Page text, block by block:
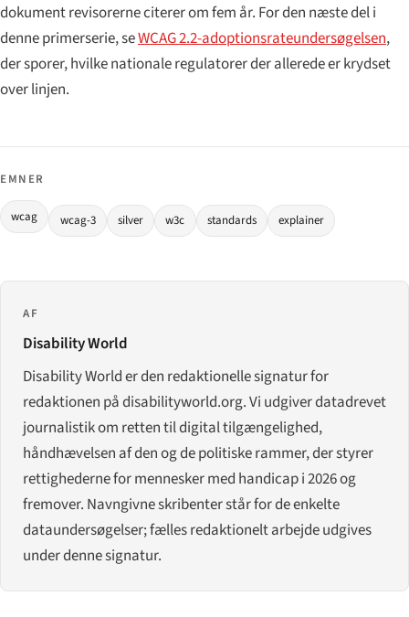
dokument revisorerne citerer om fem år. For den næste del i
denne primerserie, seWCAG 2.2-adoptionsrateundersøgelsen,
der sporer, hvilke nationale regulatorer der allerede er krydset
over linjen.
EMNER
wcag wcag-3 silver w3c standards explainer
AF
Disability World
Disability World er den redaktionelle signatur for
redaktionen på disabilityworld.org. Vi udgiver datadrevet
journalistik om retten til digital tilgængelighed,
håndhævelsen af den og de politiske rammer, der styrer
rettighederne for mennesker med handicap i 2026 og
fremover. Navngivne skribenter står for de enkelte
dataundersøgelser; fælles redaktionelt arbejde udgives
under denne signatur.